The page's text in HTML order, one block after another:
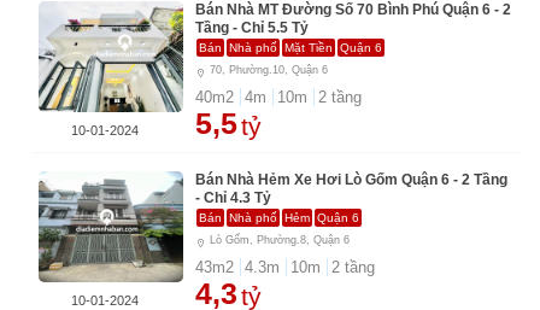
Bán Nhà MT Đường Số 70 Bình Phú Quận 6 - 2
Tầng - Chỉ 5.5 Tỷ
Bán Nhà phố Mặt Tiền Quận 6
70, Phường.10, Quận 6
40m2 4m 10m 2 tầng
5,5tỷ
10-01-2024
Bán Nhà Hẻm Xe Hơi Lò Gốm Quận 6 - 2 Tầng
- Chỉ 4.3 Tỷ
Bán Nhà phố Hẻm Quận 6
Lò Gốm, Phường.8, Quận 6
43m2 4.3m 10m 2 tầng
4,3tỷ
10-01-2024